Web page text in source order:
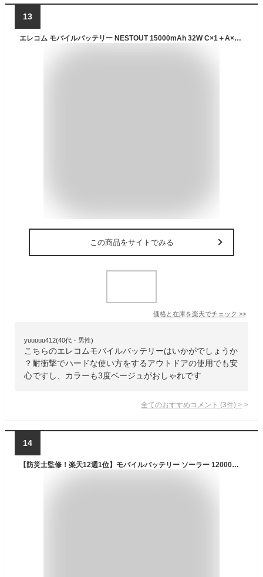
13
エレコム モバイルバッテリー NESTOUT 15000mAh 32W C×1＋A×2 Type-C USB-A ネストアウト アウトドア タイプC 防水・防塵・耐衝撃 IP67 高速充電 急速充電 国内メーカー 大容量 サンドベージュ ELECOM DE-NEST-15000BE
この商品をサイトでみる
価格と在庫を楽天でチェック >>
yuuuuu412(40代・男性)
こちらのエレコムモバイルバッテリーはいかがでしょうか
？耐衝撃でハードな使い方をするアウトドアの使用でも安
心ですし、カラーも3度ベージュがおしゃれです
全てのおすすめコメント (3件) >
14
【防災士監修！楽天12週1位】モバイルバッテリー ソーラー 12000mAh ソーラーチャージャー スマホ充電 3WAY充電 2台同時充電 手回し 急速充電 LEDライト 耐衝撃 大容量 緊急停電対策 SOS 小型 防災 地震 災害 iPhone iPad Android【1年保証＆説明書＆防災ガイドブック付き】